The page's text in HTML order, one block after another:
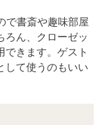
で書斎や趣味部屋
ろん、クローゼッ
できます。ゲスト
して使うのもいい